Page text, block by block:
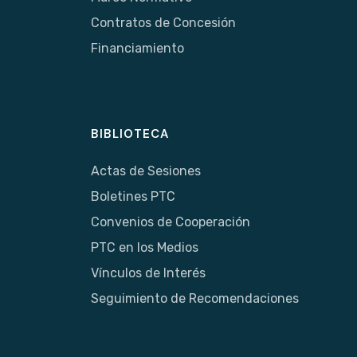
Contratos de Concesión
Financiamiento
BIBLIOTECA
Actas de Sesiones
Boletines PTC
Convenios de Cooperación
PTC en los Medios
Vínculos de Interés
Seguimiento de Recomendaciones